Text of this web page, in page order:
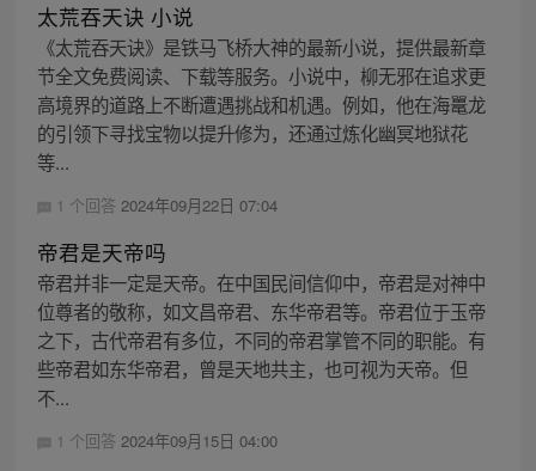
太荒吞天诀 小说
《太荒吞天诀》是铁马飞桥大神的最新小说，提供最新章
节全文免费阅读、下载等服务。小说中，柳无邪在追求更
高境界的道路上不断遭遇挑战和机遇。例如，他在海鼍龙
的引领下寻找宝物以提升修为，还通过炼化幽冥地狱花
等...
1 个回答 2024年09月22日 07:04
帝君是天帝吗
帝君并非一定是天帝。在中国民间信仰中，帝君是对神中
位尊者的敬称，如文昌帝君、东华帝君等。帝君位于玉帝
之下，古代帝君有多位，不同的帝君掌管不同的职能。有
些帝君如东华帝君，曾是天地共主，也可视为天帝。但
不...
1 个回答 2024年09月15日 04:00